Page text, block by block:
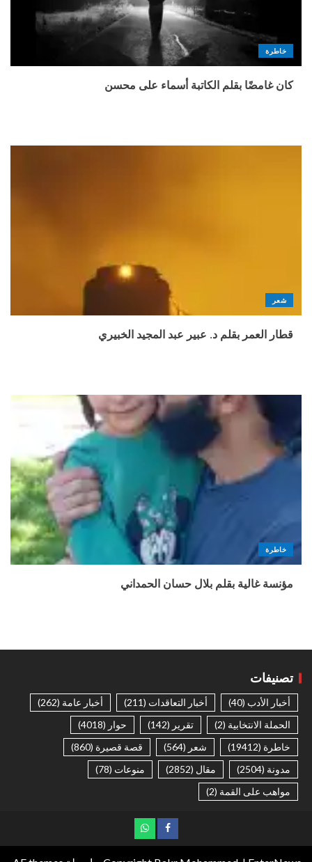
خاطرة
كان غامضًا بقلم الكاتبة أسماء على محسن
شعر
قطار العمر بقلم د. عبير عبد المجيد الخبيري
خاطرة
مؤنسة غالية بقلم بلال حسان الحمداني
تصنيفات
أخبار الأدب (40) أخبار التعاقدات (211) أخبار عامة (262)
الحملة الانتخابية (2) تقرير (142) حوار (4018)
خاطرة (19412) شعر (564) قصة قصيرة (860)
مدونة (2504) مقال (2852) منوعات (78)
مواهب على القمة (2)